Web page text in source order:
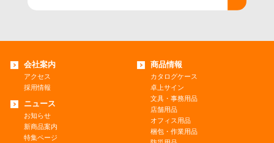
会社案内
アクセス
採用情報
ニュース
お知らせ
新商品案内
特集ページ
商品情報
カタログケース
卓上サイン
文具・事務用品
店舗用品
オフィス用品
梱包・作業用品